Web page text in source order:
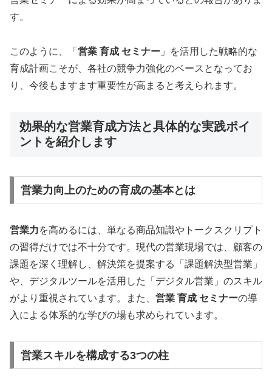
す。
このように、「 営業 育成 セミナー 」を活用した戦略的な
育成計画こそが、各社の競争力強化のベースとなってお
り、今後もますます重要性が高まると考えられます。
効果的な営業育成方法と具体的な実践ポイ
ントを紹介します
営業力向上のための育成の基本とは
営業力を高めるには、単なる商品知識やトークスクリプト
の習得だけでは不十分です。現代の営業現場では、顧客の
課題を深く理解し、解決策を提案する「課題解決型営業」
や、デジタルツールを活用した「デジタル営業」のスキル
がより重視されています。また、 営業 育成 セミナーの導
入による体系的な学びの場も求められています。
営業スキルを構成する3つの柱